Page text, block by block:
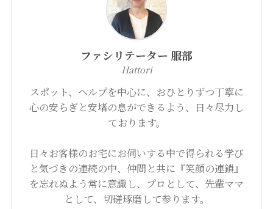
ファシリテーター 服部
Hattori
スポット、ヘルプを中心に、おひとりずつ丁寧に
心の安らぎと安堵の息ができるよう、日々尽力し
ております。
日々お客様のお宅にお伺いする中で得られる学び
と気づきの連続の中、仲間と共に『笑顔の連鎖』
を忘れぬよう常に意識し、プロとして、先輩ママ
として、切磋琢磨して参ります。